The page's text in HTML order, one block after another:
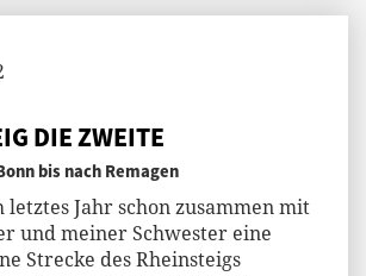
DIE ZWEITE
bis nach Remagen
letztes Jahr schon zusammen mit
und meiner Schwester eine
Strecke des Rheinsteigs